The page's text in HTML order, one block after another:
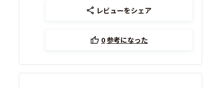
レビューをシェア
0参考になった